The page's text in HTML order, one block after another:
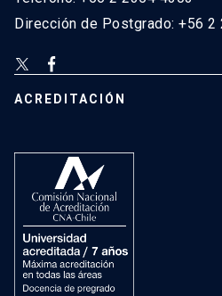
Dirección de Postgrado: +56 2
ACREDITACIÓN